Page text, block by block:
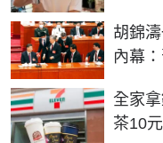
胡錦
內幕
全家
茶10